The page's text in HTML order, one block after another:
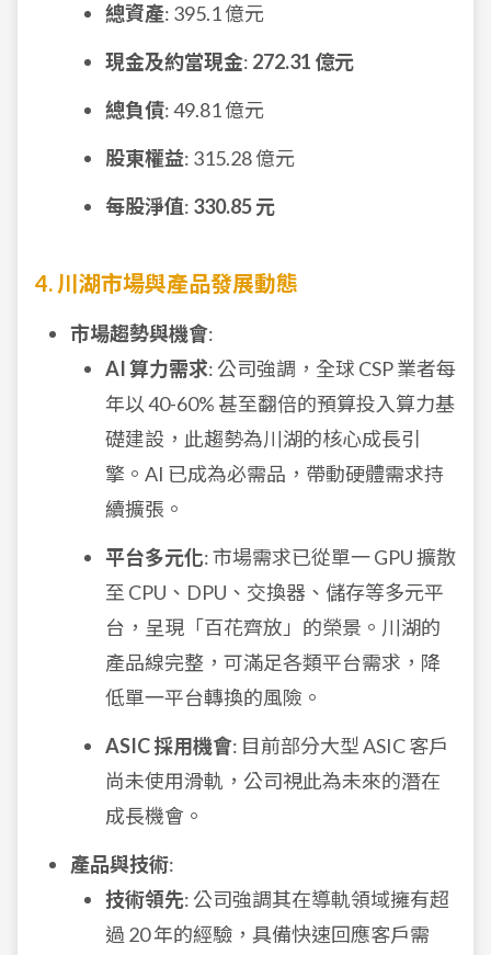
總資產: 395.1 億元
現金及約當現金: 272.31 億元
總負債: 49.81 億元
股東權益: 315.28 億元
每股淨值: 330.85 元
4. 川湖市場與產品發展動態
市場趨勢與機會:
AI 算力需求: 公司強調，全球 CSP 業者每
年以 40-60% 甚至翻倍的預算投入算力基
礎建設，此趨勢為川湖的核心成長引
擎。AI 已成為必需品，帶動硬體需求持
續擴張。
平台多元化: 市場需求已從單一 GPU 擴散
至 CPU、DPU、交換器、儲存等多元平
台，呈現「百花齊放」的榮景。川湖的
產品線完整，可滿足各類平台需求，降
低單一平台轉換的風險。
ASIC 採用機會: 目前部分大型 ASIC 客戶
尚未使用滑軌，公司視此為未來的潛在
成長機會。
產品與技術:
技術領先: 公司強調其在導軌領域擁有超
過 20 年的經驗，具備快速回應客戶需